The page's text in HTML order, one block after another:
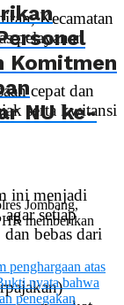
Kecamatan
pelayanan
cepat dan
serta kwitansi
ini menjadi
setiap
dan bebas dari
Komitmen
NU ke-
Jombang,
memberikan